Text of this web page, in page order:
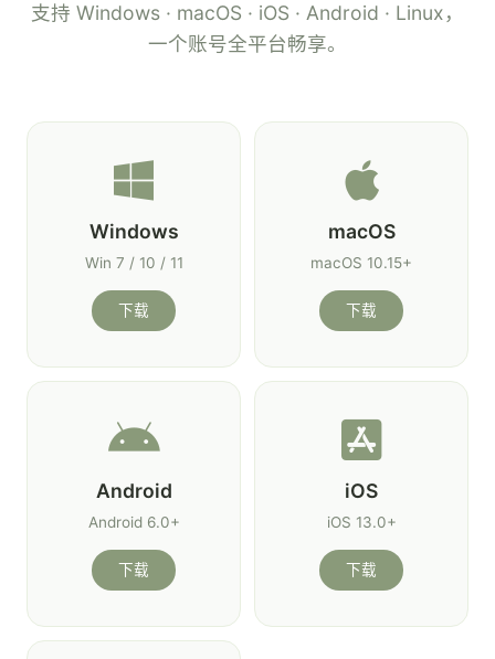
支持 Windows · macOS · iOS · Android · Linux，
一个账号全平台畅享。
Windows
Win 7 / 10 / 11
下载
macOS
macOS 10.15+
下载
Android
Android 6.0+
下载
iOS
iOS 13.0+
下载